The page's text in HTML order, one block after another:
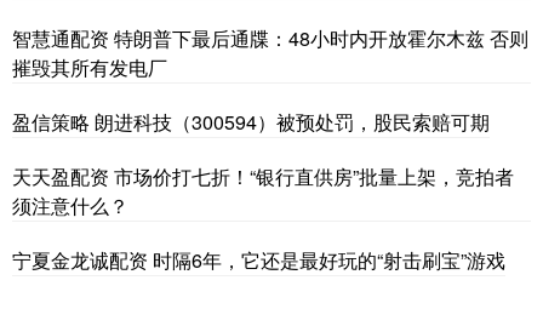
智慧通配资 特朗普下最后通牒：48小时内开放霍尔木兹 否则
摧毁其所有发电厂
盈信策略 朗进科技（300594）被预处罚，股民索赔可期
天天盈配资 市场价打七折！“银行直供房”批量上架，竞拍者
须注意什么？
宁夏金龙诚配资 时隔6年，它还是最好玩的“射击刷宝”游戏